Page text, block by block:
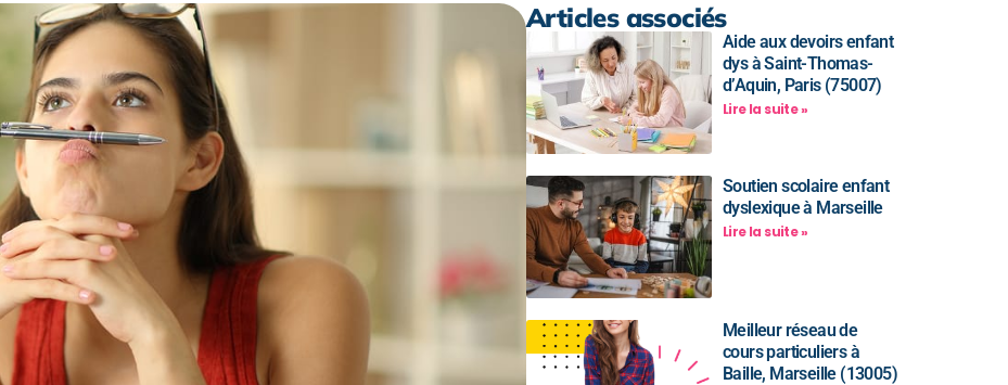
Articles associés
Aide aux devoirs enfant
dys à Saint-Thomas-
d’Aquin, Paris (75007)
Lire la suite »
Soutien scolaire enfant
dyslexique à Marseille
Lire la suite »
Meilleur réseau de
cours particuliers à
Baille, Marseille (13005)